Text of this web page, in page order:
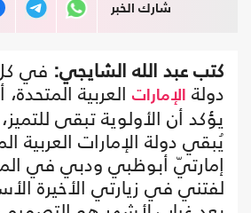
شارك الخبر
كتب عبد الله الشايجي: في كل
دولة الإمارات العربية المتحدة،
يؤكد أن الأولوية تبقى
يُبقي دولة الإمارات العربية
إمارتيّ أبوظبي ودبي في
لفتني في زيارتي الأخيرة